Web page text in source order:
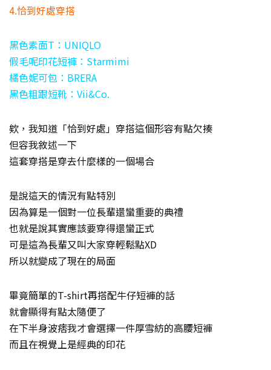
4.恰到好處穿搭
黑色素面T：UNIQLO
假毛呢印花短褲：Starmimi
橘色妮可包：BRERA
黑色粗跟短靴：Vii&Co.
欸，我知道「恰到好處」穿搭這個形容有點欠揍
但容我敘述一下
這套穿搭是穿去什麼樣的一個場合
是說這天的情況有點特別
因為算是一個對一位長輩還蠻重要的典禮
也就是說其實應該要穿得還蠻正式
可是這為長輩又叫大家穿輕鬆點XD
所以就變成了現在的局面
畢竟簡單的T-shirt再搭配牛仔短褲的話
就會顯得有點太隨便了
在下半身波痞我才會選擇一件厚雪紡的高腰短褲
而且在視覺上是經典的印花